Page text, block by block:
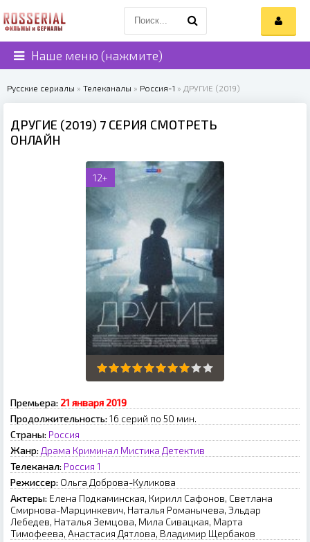
Наше меню (нажмите)
Русские сериалы » Телеканалы » Россия-1 » ДРУГИЕ (2019)
ДРУГИЕ (2019) 7 СЕРИЯ СМОТРЕТЬ
ОНЛАЙН
12+
Премьера: 21 января 2019
Продолжительность: 16 серий по 50 мин.
Страны: Россия
Жанр: Драма Криминал Мистика Детектив
Телеканал: Россия 1
Режиссер: Ольга Доброва-Куликова
Актеры: Елена Подкаминская, Кирилл Сафонов, Светлана
Смирнова-Марцинкевич, Наталья Романычева, Эльдар
Лебедев, Наталья Земцова, Мила Сивацкая, Марта
Тимофеева, Анастасия Дятлова, Владимир Щербаков